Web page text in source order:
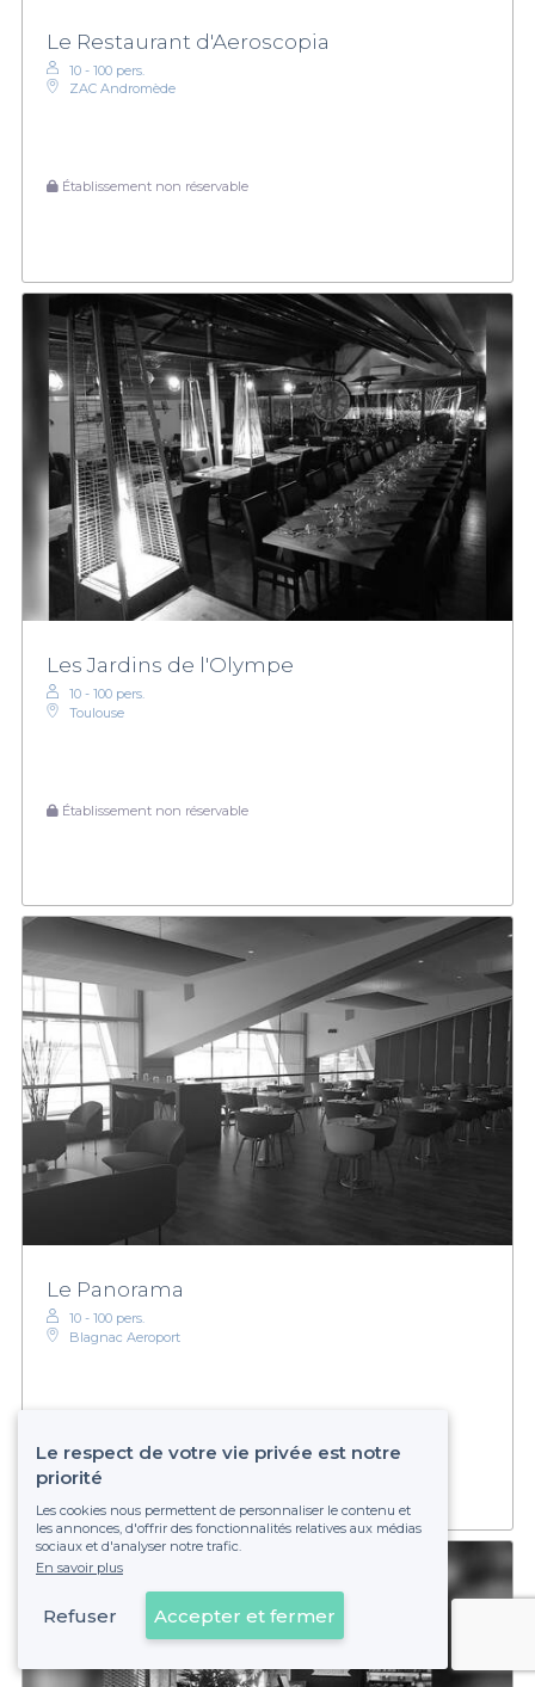
Le Restaurant d'Aeroscopia
10 - 100 pers.
ZAC Andromède
Établissement non réservable
Les Jardins de l'Olympe
10 - 100 pers.
Toulouse
Établissement non réservable
Le Panorama
10 - 100 pers.
Blagnac Aeroport
Voir sur la carte
Le respect de votre vie privée est notre
priorité
Les cookies nous permettent de personnaliser le contenu et
les annonces, d'offrir des fonctionnalités relatives aux médias
sociaux et d'analyser notre trafic.
En savoir plus
Refuser Accepter et fermer